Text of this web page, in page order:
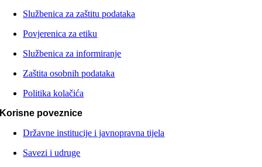
Službenica za zaštitu podataka
Povjerenica za etiku
Službenica za informiranje
Zaštita osobnih podataka
Politika kolačića
Korisne poveznice
Državne institucije i javnopravna tijela
Savezi i udruge